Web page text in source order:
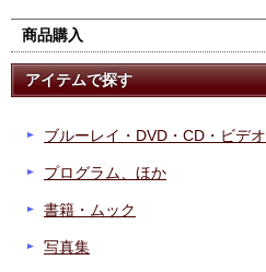
商品購入
アイテムで探す
ブルーレイ・DVD・CD・ビデオ
プログラム、ほか
書籍・ムック
写真集